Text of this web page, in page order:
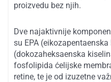
proizvedu bez njih.
Dve najaktivnije
su EPA
(dokozaheksaenska
fosfolipida ćelijske
retine, te je od izuzetne